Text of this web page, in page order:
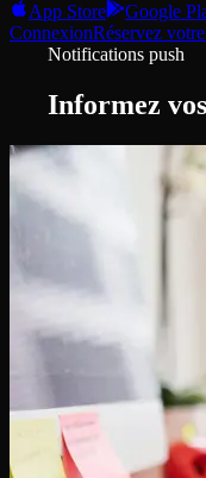
App Store
Google
ConnexionRéservez
Notifications push
Informez